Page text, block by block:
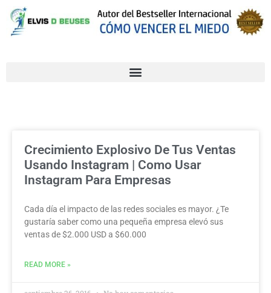
Crecimiento Explosivo De Tus Ventas
Usando Instagram | Como Usar
Instagram Para Empresas
Cada día el impacto de las redes sociales es mayor. ¿Te
gustaría saber como una pequeña empresa elevó sus
ventas de $2.000 USD a $60.000
READ MORE »